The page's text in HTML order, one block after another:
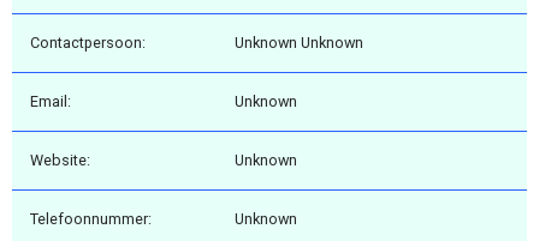
Contactpersoon: Unknown Unknown
Email: Unknown
Website: Unknown
Telefoonnummer: Unknown